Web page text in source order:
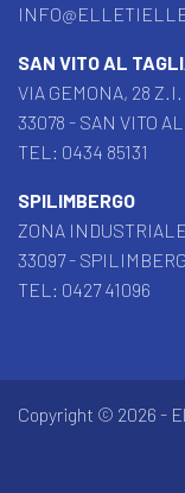
SAN VITO AL
VIA GEMONA, 28
33078 - SAN VITO
TEL: 0434 85131
SPILIMBERGO
ZONA
33097 -
TEL: 0427 41096
Copyright © 2026 -